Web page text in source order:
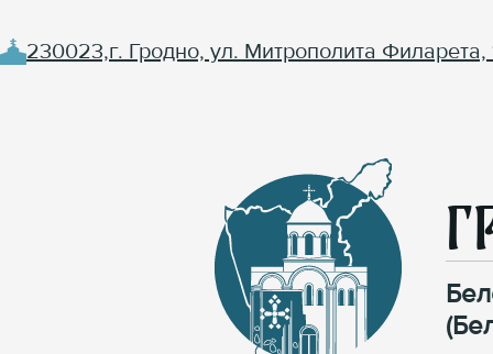
230023,г. Гродно, ул. Митрополита Филарета,